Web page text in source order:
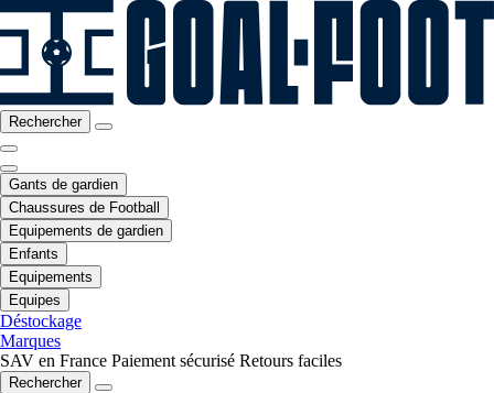
Rechercher
Gants de gardien
Chaussures de Football
Equipements de gardien
Enfants
Equipements
Equipes
Déstockage
Marques
SAV en France Paiement sécurisé Retours faciles
Rechercher